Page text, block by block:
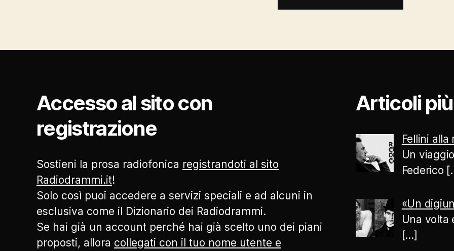
non
Accesso al sito con
registrazione
Sostieni la prosa radiofonica registrandoti al sito
Radiodrammi.it!
Solo così puoi accedere a servizi speciali e ad alcuni in
esclusiva come il Dizionario dei Radiodrammi.
Se hai già un account perché hai già scelto uno dei piani
proposti, allora collegati con il tuo nome utente e
Articoli
Fellini alla
Un
Federico
«Un
Una volta
[…]